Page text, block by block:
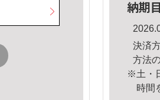
納期
決済
方法
※土・
時間